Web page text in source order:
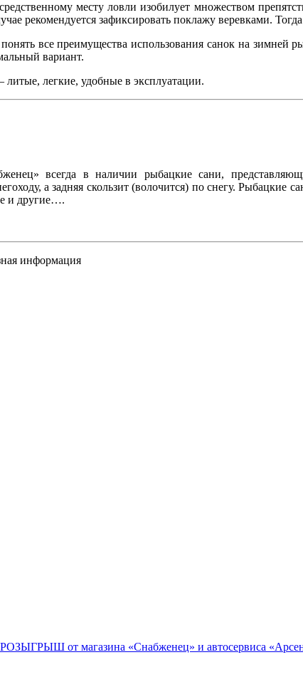
месту ловли изобилует множеством
рекомендуется зафиксировать поклажу веревками.
понять все преимущества использования санок на
вариант.
легкие, удобные в эксплуатации.
всегда в наличии рыбацкие сани,
а задняя скользит (волочится) по снегу.
и другие….
информация
от магазина «Снабженец» и автосервиса